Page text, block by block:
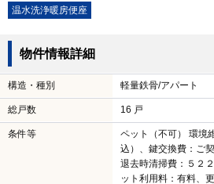
温水洗浄暖房便座
物件情報詳細
構造・種別 軽量鉄骨/アパート
総戸数 16 戸
条件等
ペット（不可） 環境
込）、鍵交換費：ご
退去時清掃費：５２
ット利用料：有料、